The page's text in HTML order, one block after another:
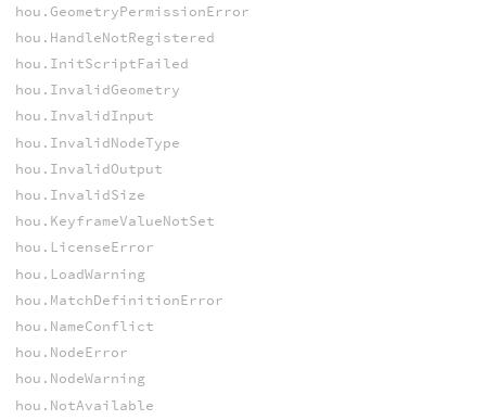
hou.GeometryPermissionError
hou.HandleNotRegistered
hou.InitScriptFailed
hou.InvalidGeometry
hou.InvalidInput
hou.InvalidNodeType
hou.InvalidOutput
hou.InvalidSize
hou.KeyframeValueNotSet
hou.LicenseError
hou.LoadWarning
hou.MatchDefinitionError
hou.NameConflict
hou.NodeError
hou.NodeWarning
hou.NotAvailable